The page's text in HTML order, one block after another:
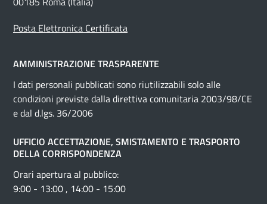
Posta Elettronica Certificata
AMMINISTRAZIONE TRASPARENTE
I dati personali pubblicati sono riutilizzabili solo alle
condizioni previste dalla direttiva comunitaria 2003/98/CE
e dal d.lgs. 36/2006
UFFICIO ACCETTAZIONE, SMISTAMENTO E TRASPORTO
DELLA CORRISPONDENZA
Orari apertura al pubblico:
9:00 - 13:00 , 14:00 - 15:00